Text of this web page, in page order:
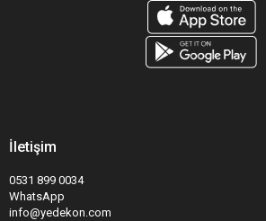
İletişim
0531 899 0034
WhatsApp
info@yedekon.com